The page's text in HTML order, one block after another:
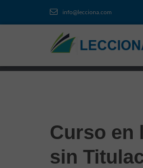
info@lecciona.com
Curso en
sin